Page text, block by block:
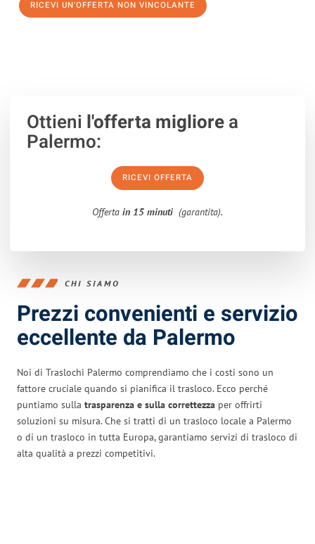
RICEVI UN'OFFERTA NON VINCOLANTE
Ottieni l'offerta migliorea
Palermo:
RICEVI OFFERTA
Offerta in 15 minuti (garantita).
CHI SIAMO
Prezzi convenienti e servizio
eccellente da Palermo
Noi di Traslochi Palermo comprendiamo che i costi sono un
fattore cruciale quando si pianifica il trasloco. Ecco perché
puntiamo sulla trasparenza e sulla correttezza per offrirti
soluzioni su misura. Che si tratti di un trasloco locale a Palermo
o di un trasloco in tutta Europa, garantiamo servizi di trasloco di
alta qualità a prezzi competitivi.